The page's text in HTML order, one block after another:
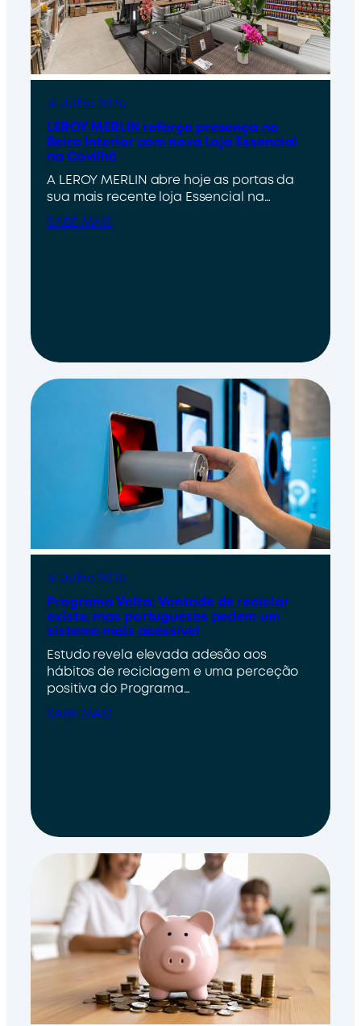
31 Julho 2026
LEROY MERLIN reforça presença na
Beira Interior com nova Loja Essencial
na Covilhã
A LEROY MERLIN abre hoje as portas da
sua mais recente loja Essencial na…
SABE MAIS
31 Julho 2026
Programa Volta: Vontade de reciclar
existe, mas portugueses pedem um
sistema mais acessível
Estudo revela elevada adesão aos
hábitos de reciclagem e uma perceção
positiva do Programa…
SABE MAIS